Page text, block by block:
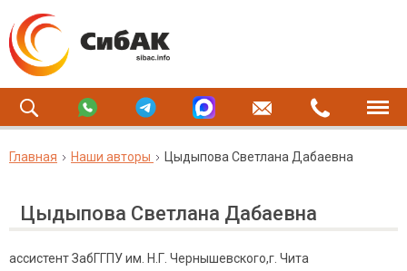
Главная Наши авторы Цыдыпова Светлана Дабаевна
Цыдыпова Светлана Дабаевна
ассистент ЗабГГПУ им. Н.Г. Чернышевского,г. Чита